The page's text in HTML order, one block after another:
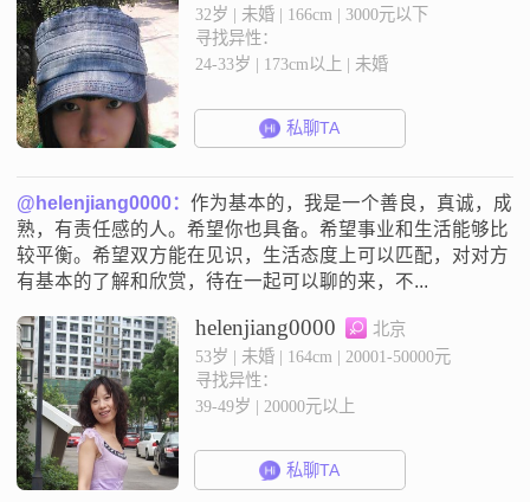
32岁 | 未婚 | 166cm | 3000元以下
寻找异性：
24-33岁 | 173cm以上 | 未婚
私聊TA
@helenjiang0000：作为基本的，我是一个善良，真诚，成
熟，有责任感的人。希望你也具备。希望事业和生活能够比
较平衡。希望双方能在见识，生活态度上可以匹配，对对方
有基本的了解和欣赏，待在一起可以聊的来，不...
helenjiang0000
北京
53岁 | 未婚 | 164cm | 20001-50000元
寻找异性：
39-49岁 | 20000元以上
私聊TA